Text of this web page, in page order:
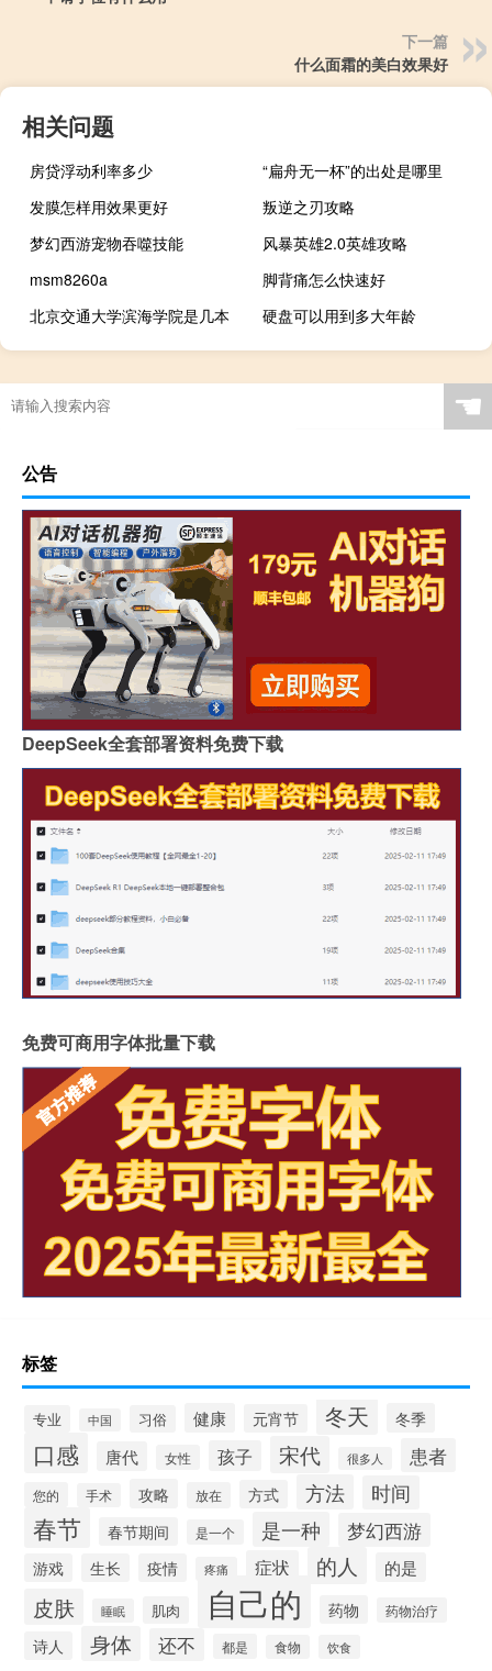
下一篇
什么面霜的美白效果好
相关问题
房贷浮动利率多少
“扁舟无一杯”的出处是哪里
发膜怎样用效果更好
叛逆之刃攻略
梦幻西游宠物吞噬技能
风暴英雄2.0英雄攻略
msm8260a
脚背痛怎么快速好
北京交通大学滨海学院是几本
硬盘可以用到多大年龄
☚
公告
DeepSeek全套部署资料免费下载
免费可商用字体批量下载
标签
专业 中国 习俗 健康 元宵节 冬天 冬季
口感 唐代 女性 孩子 宋代 很多人 患者
您的 手术 攻略 放在 方式 方法 时间
春节 春节期间 是一个 是一种 梦幻西游
游戏 生长 疫情 疼痛 症状 的人 的是
皮肤 睡眠 肌肉 自己的 药物 药物治疗
诗人 身体 还不 都是 食物 饮食